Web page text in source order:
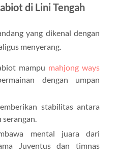
di Lini Tengah
yang dikenal dengan
menyerang.
mampu mahjong ways
dengan umpan
stabilitas antara
mental juara dari
Juventus dan timnas